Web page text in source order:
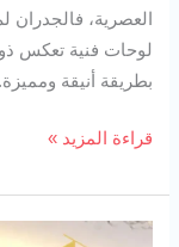
العصرية،
لوحات فنية تعكس
بطريقة أنيقة
قراءة المزيد »
ورق